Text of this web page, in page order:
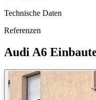
Technische Daten
Referenzen
Audi A6